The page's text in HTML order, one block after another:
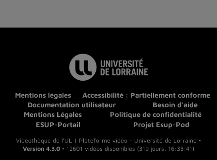
Mentions légales
Accessibilité : Partiellement conforme
Documentation utilisateur
Besoin d'aide
Mentions Légales
Politique de confidentialité
ESUP-Portail
Projet Esup-Pod
Vidéothèque de l'UL | Plateforme vidéo - Université de Lorraine •
Version 4.3.0 • 12601 vidéos disponibles (319 jours, 16:33:41)